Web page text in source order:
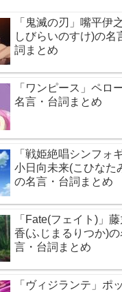
「鬼滅の刃」嘴平伊
しびらいのすけ)の名
詞まとめ
「ワンピース」ペロ
名言・台詞まとめ
「戦姫絶唱シンフォ
小日向未来(こひなた
の名言・台詞まとめ
「Fate(フェイト)」
香(ふじまるりつか)の
言・台詞まとめ
「ヴィジランテ」ポ